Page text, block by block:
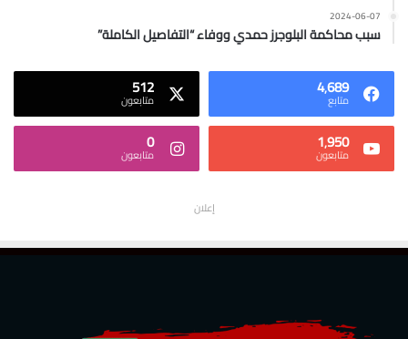
2024-06-07
سبب محاكمة البلوجرز حمدي ووفاء “التفاصيل الكاملة”
4٬689
متابع 512
متابعون
1٬950
متابعون 0
متابعون
إعلان